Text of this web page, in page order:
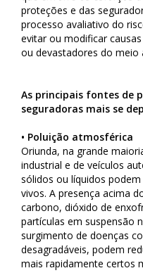
proteções e das
processo avaliativo do
evitar ou modificar
ou devastadores do meio
As principais fontes de
seguradoras mais se
• Poluição atmosférica
Oriunda, na grande
industrial e de veículos
sólidos ou líquidos
vivos. A presença acima
carbono, dióxido de
partículas em suspensão
surgimento de doenças
desagradáveis, podem
mais rapidamente certos